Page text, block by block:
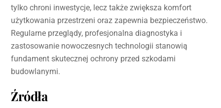
tylko chroni inwestycje, lecz także zwiększa komfort
użytkowania przestrzeni oraz zapewnia bezpieczeństwo.
Regularne przeglądy, profesjonalna diagnostyka i
zastosowanie nowoczesnych technologii stanowią
fundament skutecznej ochrony przed szkodami
budowlanymi.
Źródła